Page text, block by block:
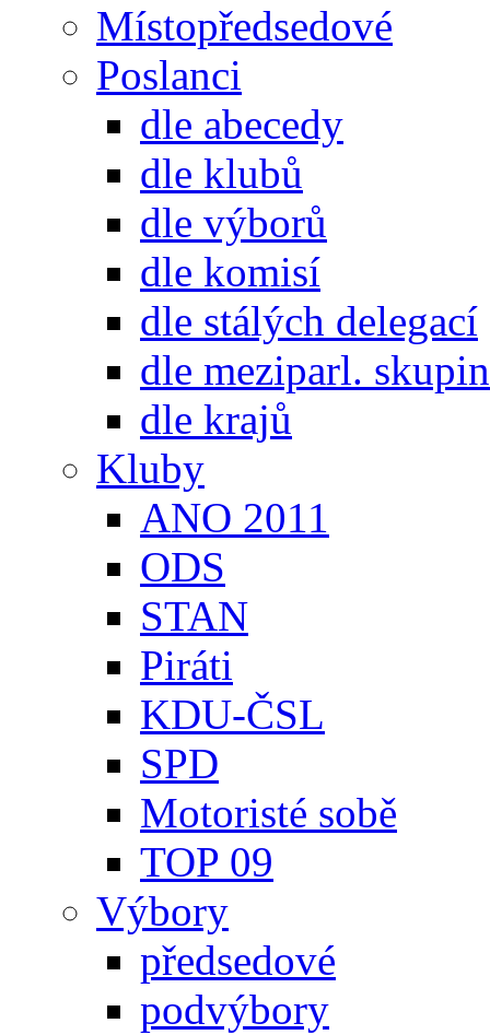
Místopředsedové
Poslanci
dle abecedy
dle klubů
dle výborů
dle komisí
dle stálých delegací
dle meziparl. skupin
dle krajů
Kluby
ANO 2011
ODS
STAN
Piráti
KDU-ČSL
SPD
Motoristé sobě
TOP 09
Výbory
předsedové
podvýbory